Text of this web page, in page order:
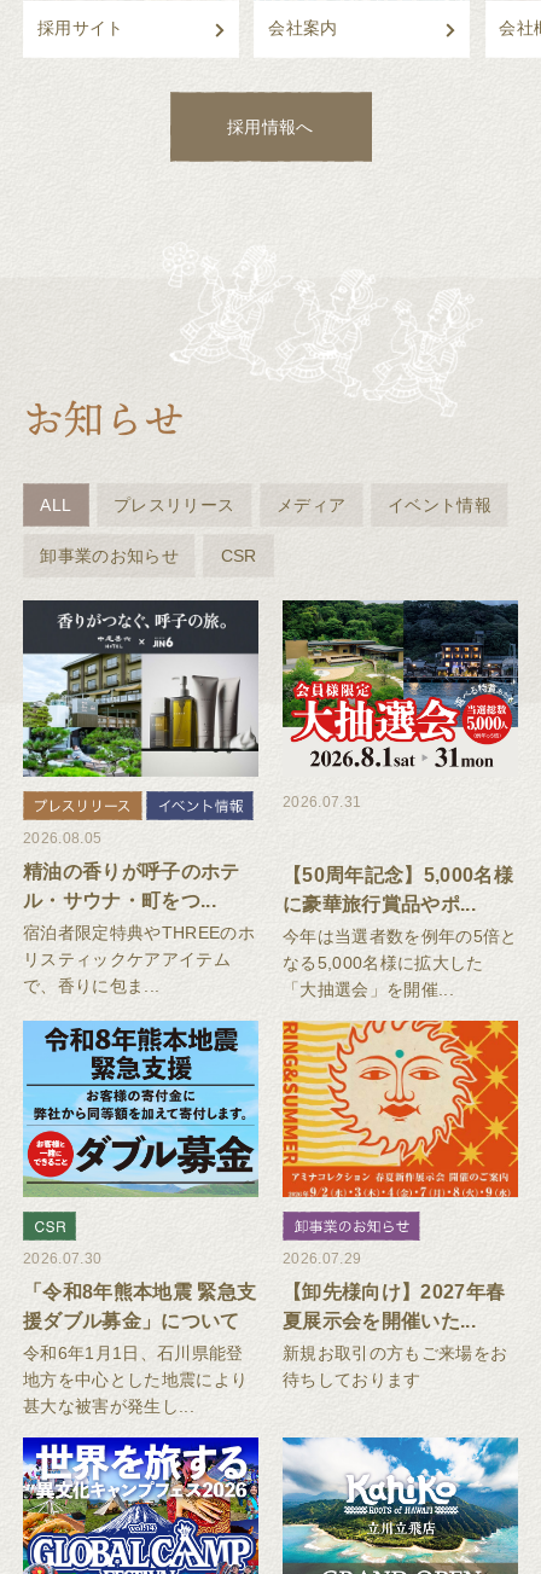
採用サイト 会社案内 会社
採用情報へ
ALL プレスリリース メディア イベント情報
卸事業のお知らせ CSR
2026.08.05
精油の香りが呼子のホテ
ル・サウナ・町をつ...
宿泊者限定特典やTHREEのホ
リスティックケアアイテム
で、香りに包ま...
2026.07.31
【50周年記念】5,000名様
に豪華旅行賞品やポ...
今年は当選者数を例年の5倍と
なる5,000名様に拡大した
「大抽選会」を開催...
2026.07.30
「令和8年熊本地震 緊急支
援ダブル募金」について
令和6年1月1日、石川県能登
地方を中心とした地震により
甚大な被害が発生し...
2026.07.29
【卸先様向け】2027年春
夏展示会を開催いた...
新規お取引の方もご来場をお
待ちしております